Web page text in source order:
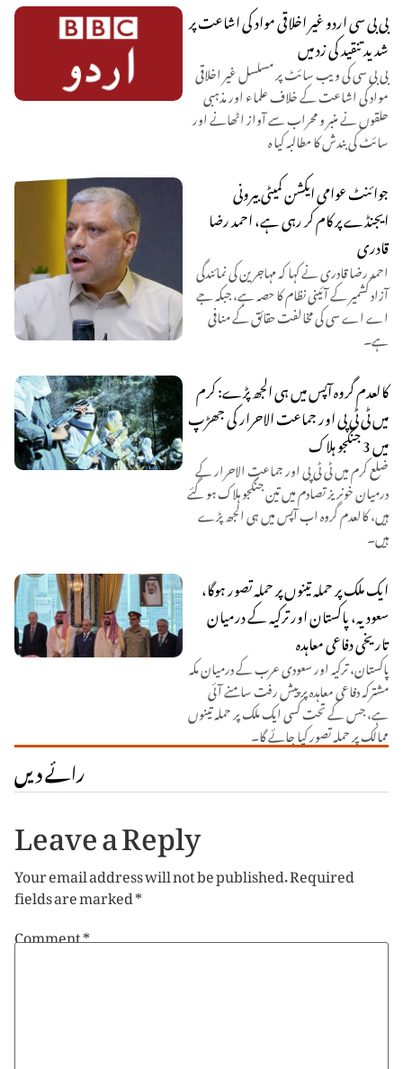
بی بی سی اردو غیر اخلاقی مواد کی اشاعت پر
شدید تنقید کی زد میں
بی بی سی کی ویب سائٹ پر مسلسل غیر اخلاقی
مواد کی اشاعت کے خلاف علماء اور مذہبی
حلقوں نے منبر و محراب سے آواز اٹھانے اور
سائٹ کی بندش کا مطالبہ کیا ہ
جوائنٹ عوامی ایکشن کمیٹی بیرونی
ایجنڈے پر کام کر رہی ہے، احمد رضا
قادری
احمد رضا قادری نے کہا کہ مہاجرین کی نمائندگی
آزاد کشمیر کے آئینی نظام کا حصہ ہے، جبکہ جے
اے اے سی کی مخالفت حقائق کے منافی
ہے۔
کالعدم گروہ آپس میں ہی الجھ پڑے: کرم
میں ٹی ٹی پی اور جماعت الاحرار کی جھڑپ
میں 3 جنگجو ہلاک
ضلع کرم میں ٹی ٹی پی اور جماعت الاحرار کے
درمیان خونریز تصادم میں تین جنگجو ہلاک ہو گئے
ہیں، کالعدم گروہ اب آپس میں ہی الجھ پڑے
ہیں۔
ایک ملک پر حملہ تینوں پر حملہ تصور ہوگا،
سعودیہ، پاکستان اور ترکیہ کے درمیان
تاریخی دفاعی معاہدہ
پاکستان، ترکیہ اور سعودی عرب کے درمیان مکہ
مشترکہ دفاعی معاہدہ پر پیش رفت سامنے آئی
ہے، جس کے تحت کسی ایک ملک پر حملہ تینوں
ممالک پر حملہ تصور کیا جائے گا۔
رائے دیں
Leave a Reply
Your email address will not be published.Required
fields are marked*
Comment*